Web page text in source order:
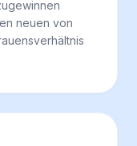
neuen von